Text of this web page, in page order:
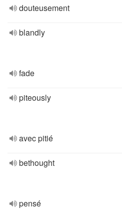
douteusement
blandly
fade
piteously
avec pitié
bethought
pensé